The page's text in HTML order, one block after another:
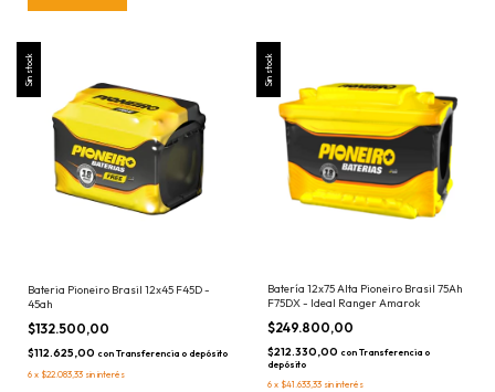
Sin stock
Bateria Pioneiro Brasil 12x45 F45D -
45ah
$132.500,00
$112.625,00 con Transferencia o depósito
6 x $22.083,33 sin interés
Sin stock
Batería 12x75 Alta Pioneiro Brasil 75Ah
F75DX - Ideal Ranger Amarok
$249.800,00
$212.330,00 con Transferencia o
depósito
6 x $41.633,33 sin interés